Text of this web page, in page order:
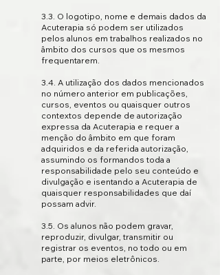
3.3. O logotipo, nome e demais dados da
Acuterapia só podem ser utilizados
pelos alunos em trabalhos realizados no
âmbito dos cursos que os mesmos
frequentarem.
3.4. A utilização dos dados mencionados
no número anterior em publicações,
cursos, eventos ou quaisquer outros
contextos depende de autorização
expressa da Acuterapia e requer a
menção do âmbito em que foram
adquiridos e da referida autorização,
assumindo os formandos toda a
responsabilidade pelo seu conteúdo e
divulgação e isentando a Acuterapia de
quaisquer responsabilidades que daí
possam advir.
3.5. Os alunos não podem gravar,
reproduzir, divulgar, transmitir ou
registrar os eventos, no todo ou em
parte, por meios eletrônicos.